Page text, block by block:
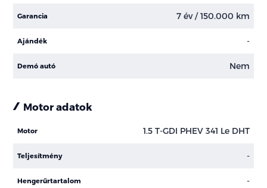
Garancia 7 év / 150.000 km
Ajándék -
Demó autó Nem
Motor adatok
Motor 1.5 T-GDI PHEV 341 Le DHT
Teljesítmény -
Hengerűrtartalom -